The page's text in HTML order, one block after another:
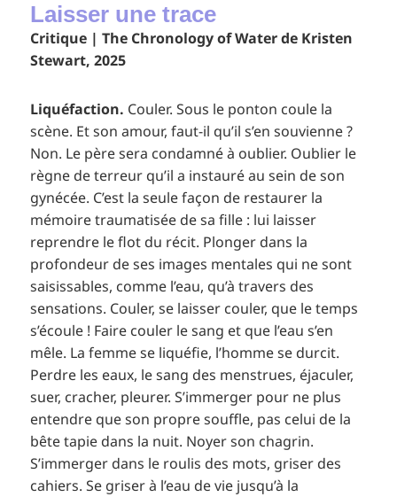
Laisser une trace
Critique | The Chronology of Water de Kristen
Stewart, 2025
Liquéfaction. Couler. Sous le ponton coule la
scène. Et son amour, faut-il qu’il s’en souvienne ?
Non. Le père sera condamné à oublier. Oublier le
règne de terreur qu’il a instauré au sein de son
gynécée. C’est la seule façon de restaurer la
mémoire traumatisée de sa fille : lui laisser
reprendre le flot du récit. Plonger dans la
profondeur de ses images mentales qui ne sont
saisissables, comme l’eau, qu’à travers des
sensations. Couler, se laisser couler, que le temps
s’écoule ! Faire couler le sang et que l’eau s’en
mêle. La femme se liquéfie, l’homme se durcit.
Perdre les eaux, le sang des menstrues, éjaculer,
suer, cracher, pleurer. S’immerger pour ne plus
entendre que son propre souffle, pas celui de la
bête tapie dans la nuit. Noyer son chagrin.
S’immerger dans le roulis des mots, griser des
cahiers. Se griser à l’eau de vie jusqu’à la